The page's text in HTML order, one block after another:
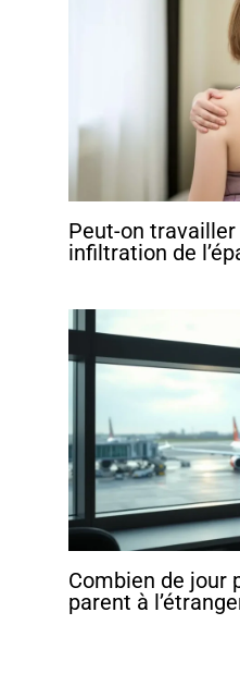
Peut-on travailler
infiltration de
Combien de jour
parent à